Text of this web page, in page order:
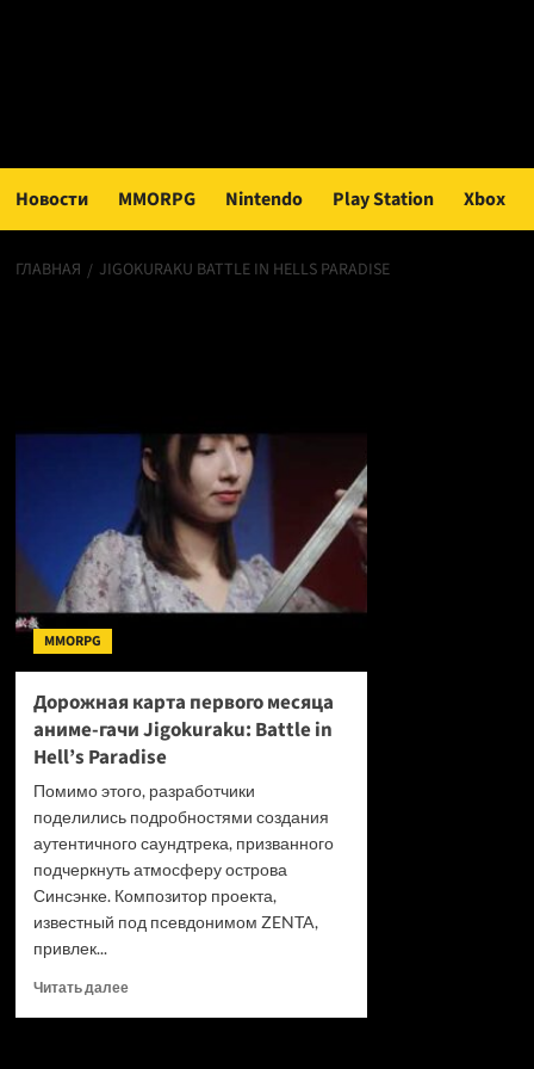
Новости MMORPG Nintendo Play Station Xbox
ГЛАВНАЯ JIGOKURAKU BATTLE IN HELLS PARADISE
MMORPG
Дорожная карта первого месяца
аниме-гачи Jigokuraku: Battle in
Hell’s Paradise
Помимо этого, разработчики
поделились подробностями создания
аутентичного саундтрека, призванного
подчеркнуть атмосферу острова
Синсэнке. Композитор проекта,
известный под псевдонимом ZENTA,
привлек...
Читать далееПрочитать